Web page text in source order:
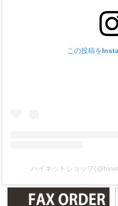
この投稿を
ハイネットショップ